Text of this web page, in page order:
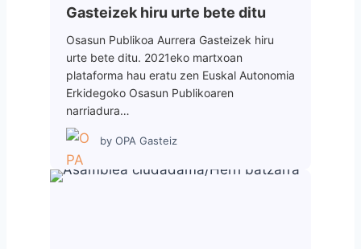
Gasteizek hiru urte bete ditu
Osasun Publikoa Aurrera Gasteizek hiru
urte bete ditu. 2021eko martxoan
plataforma hau eratu zen Euskal Autonomia
Erkidegoko Osasun Publikoaren
narriadura…
by OPA Gasteiz